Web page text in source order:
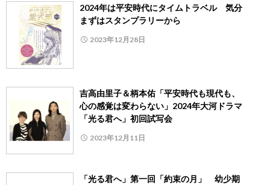
2024年は平安時代にタイムトラベル 気分
まずはスタンプラリーから
2023年12月28日
吉高由里子＆柄本佑「平安時代も現代も、
心の感覚は変わらない」2024年大河ドラマ
「光る君へ」初回試写会
2023年12月11日
「光る君へ」第一回「約束の月」 幼少期